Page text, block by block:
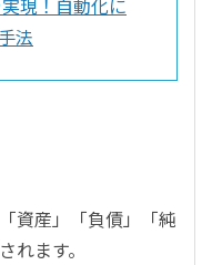
現！自動化に
法
資産」「負債」「純
れます。